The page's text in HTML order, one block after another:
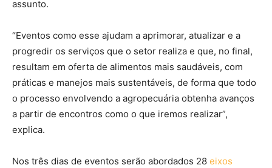
assunto.
“Eventos como esse ajudam a aprimorar, atualizar e a
progredir os serviços que o setor realiza e que, no final,
resultam em oferta de alimentos mais saudáveis, com
práticas e manejos mais sustentáveis, de forma que todo
o processo envolvendo a agropecuária obtenha avanços
a partir de encontros como o que iremos realizar”,
explica.
Nos três dias de eventos serão abordados 28 eixos